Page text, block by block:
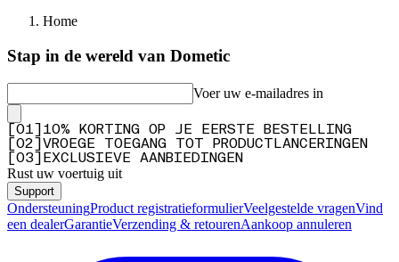
Home
Stap in de wereld van Dometic
Voer uw e-mailadres in
01
10% KORTING OP JE EERSTE BESTELLING
02
VROEGE TOEGANG TOT PRODUCTLANCERINGEN
03 EXCLUSIEVE AANBIEDINGEN
Rust uw voertuig uit
Support
OndersteuningProduct registratieformulierVeelgestelde vragenVind
een dealerGarantieVerzending & retourenAankoop annuleren